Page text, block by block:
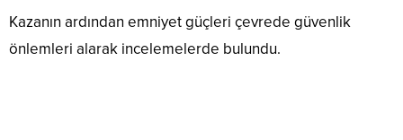
Kazanın ardından emniyet güçleri çevrede güvenlik
önlemleri alarak incelemelerde bulundu.